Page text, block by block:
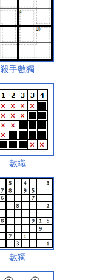
殺手數獨
數織
數獨